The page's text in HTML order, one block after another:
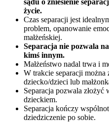
życie.
Czas separacji jest
problem, opanowanie
małżeńskiej.
Separacja nie pozwala
kimś innym.
Małżeństwo nadal trwa i
W trakcie separacji można
dziecko/dzieci lub
Separacja pozwala
dzieckiem.
Separacja kończy
dziedziczenie po sobie.